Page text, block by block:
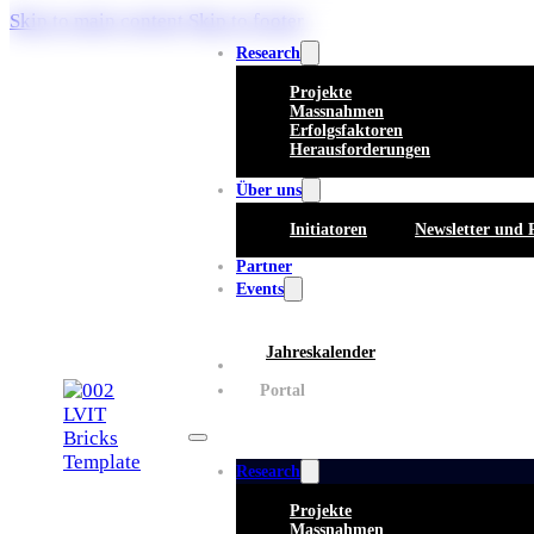
Skip to main content
Research
Projekte
Massnahmen
Erfolgsfaktoren
Herausforderungen
Über uns
Initiatoren Newsletter und
Partner
Events
Jahreskalender
Whitepaper
Portal
Research
Projekte
Massnahmen